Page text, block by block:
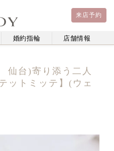
来店予約
婚約指輪 店舗情報
台)寄り添う二人
ットミッテ】(ウェ